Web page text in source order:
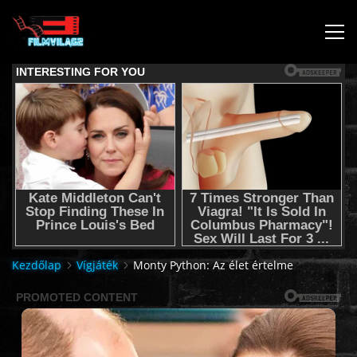
KEZDŐLAP
JOGI NYILATKOZAT,SEGÍTSÉG NYÚJTÁS,FELHASZNÁLÁSI
FELTÉTEL
AUDIO TRACK SWITCHING/HANGSÁV BEÁLLÍTÁSOK/
2K & 4K FILMEK
FILMEK (2026-OS)
Kezdőlap Vígjáték Monty Python: Az élet értelme